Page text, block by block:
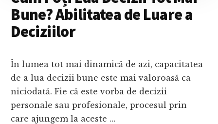
Bune? Abilitatea de Luare a
Deciziilor
În lumea tot mai dinamică de azi, capacitatea
de a lua decizii bune este mai valoroasă ca
niciodată. Fie că este vorba de decizii
personale sau profesionale, procesul prin
care ajungem la aceste …